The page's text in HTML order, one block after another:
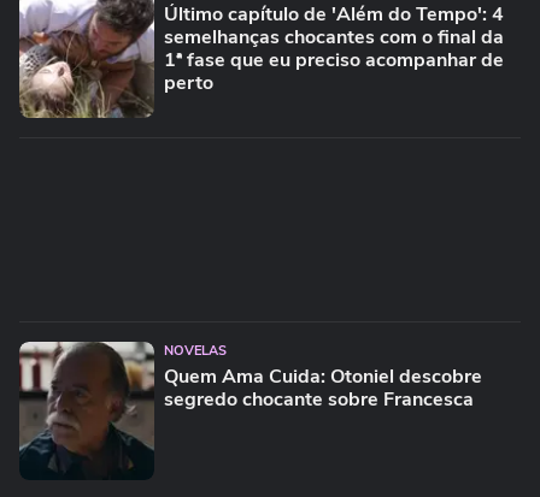
Último capítulo de 'Além do Tempo': 4
semelhanças chocantes com o final da
1ª fase que eu preciso acompanhar de
perto
NOVELAS
Quem Ama Cuida: Otoniel descobre
segredo chocante sobre Francesca